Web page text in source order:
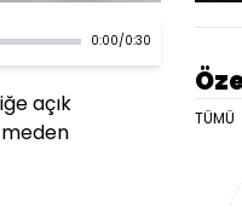
0:00/0:30
açık
TÜMÜ